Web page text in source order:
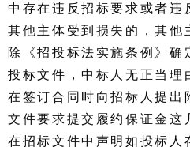
中存在违反招标要求或者违
其他主体受到损失的，其他
除《招投标法实施条例》确
投标文件，中标人无正当理
在签订合同时向招标人提出
文件要求提交履约保证金这
在招标文件中声明如投标人